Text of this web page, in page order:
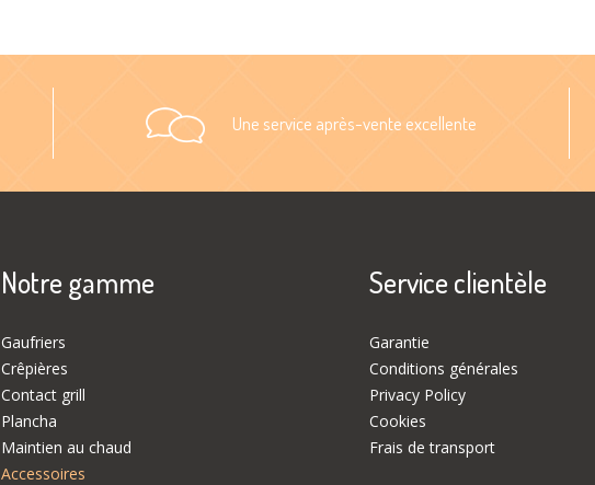
Une service après-vente excellente
Notre gamme
Gaufriers
Crêpières
Contact grill
Plancha
Maintien au chaud
Accessoires
Service clientèle
Garantie
Conditions générales
Privacy Policy
Cookies
Frais de transport